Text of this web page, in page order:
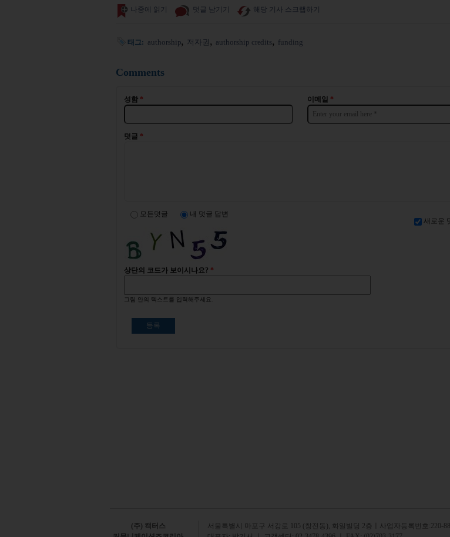
나중에 읽기 덧글 남기기 해당 기사 스크랩하기
태그: authorship 저자권 authorship credits funding
Comments
성함 * 이메일 *
덧글 *
새로운
모든덧글 내 덧글 답변
상단의 코드가 보이시나요? *
그림 안의 텍스트를 입력해주세요.
(주) 캑터스
서 울특별시 마포구 서강로 105 (창전동), 화일빌딩 2 층
ㅣ사업자등록번호:220-